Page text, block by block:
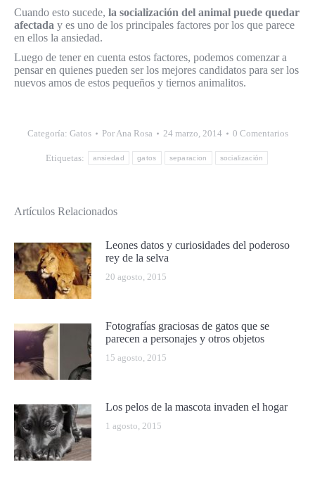
Cuando esto sucede, la socialización del animal puede quedar
afectada y es uno de los principales factores por los que parece
en ellos la ansiedad.
Luego de tener en cuenta estos factores, podemos comenzar a
pensar en quienes pueden ser los mejores candidatos para ser los
nuevos amos de estos pequeños y tiernos animalitos.
Categoría: Gatos PorAna Rosa 24 marzo, 2014 0 Comentarios
Etiquetas: ansiedad gatos separacion socialización
Artículos Relacionados
Leones datos y curiosidades del poderoso
rey de la selva
20 agosto, 2015
Fotografías graciosas de gatos que se
parecen a personajes y otros objetos
15 agosto, 2015
Los pelos de la mascota invaden el hogar
1 agosto, 2015